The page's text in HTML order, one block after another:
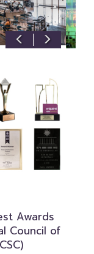
Awards
Council of